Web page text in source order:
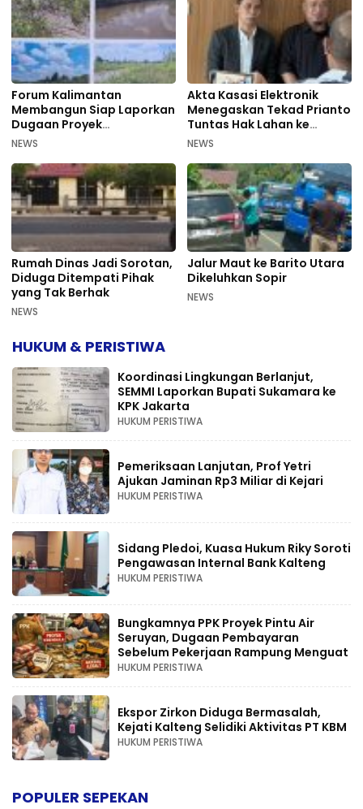
Forum Kalimantan
Membangun Siap Laporkan
Dugaan Proyek
Bermasalah PUPR Kalteng
NEWS
Akta Kasasi Elektronik
Menegaskan Tekad Prianto
Tuntas Hak Lahan ke
Mahkamah Agung
NEWS
Rumah Dinas Jadi Sorotan,
Diduga Ditempati Pihak
yang Tak Berhak
NEWS
Jalur Maut ke Barito Utara
Dikeluhkan Sopir
NEWS
HUKUM & PERISTIWA
Koordinasi Lingkungan Berlanjut,
SEMMI Laporkan Bupati Sukamara ke
KPK Jakarta
HUKUM PERISTIWA
Pemeriksaan Lanjutan, Prof Yetri
Ajukan Jaminan Rp3 Miliar di Kejari
HUKUM PERISTIWA
Sidang Pledoi, Kuasa Hukum Riky Soroti
Pengawasan Internal Bank Kalteng
HUKUM PERISTIWA
Bungkamnya PPK Proyek Pintu Air
Seruyan, Dugaan Pembayaran
Sebelum Pekerjaan Rampung Menguat
HUKUM PERISTIWA
Ekspor Zirkon Diduga Bermasalah,
Kejati Kalteng Selidiki Aktivitas PT KBM
HUKUM PERISTIWA
POPULER SEPEKAN